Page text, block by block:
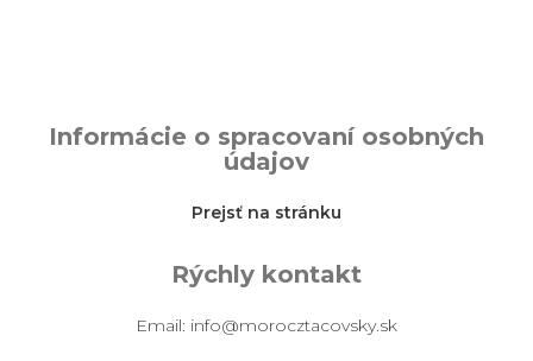
Informácie o spracovaní osobných
údajov
Prejsť na stránku
Rýchly kontakt
Email: info@morocztacovsky.sk